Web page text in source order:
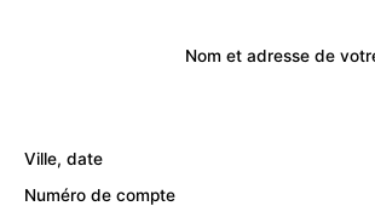
Nom et adresse de
Ville, date
Numéro de compte